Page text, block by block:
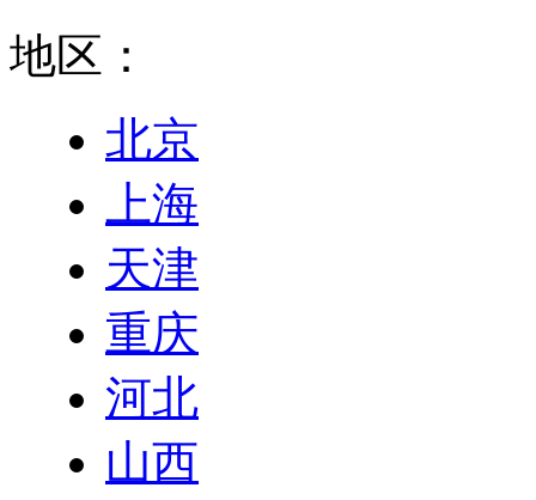
地区：
北京
上海
天津
重庆
河北
山西